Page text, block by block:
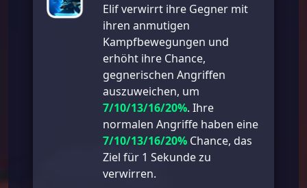
Elif verwirrt ihre Gegner mit
ihren anmutigen
Kampfbewegungen und
erhöht ihre Chance,
gegnerischen Angriffen
auszuweichen, um
7/10/13/16/20%. Ihre
normalen Angriffe haben eine
7/10/13/16/20% Chance, das
Ziel für 1 Sekunde zu
verwirren.